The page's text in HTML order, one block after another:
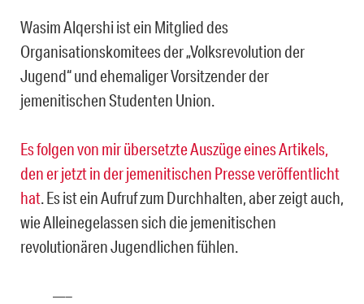
Wasim Alqershi ist ein Mitglied des
Organisationskomitees der „Volksrevolution der
Jugend“ und ehemaliger Vorsitzender der
jemenitischen Studenten Union.
Es folgen von mir übersetzte Auszüge eines Artikels,
den er jetzt in der jemenitischen Presse veröffentlicht
hat. Es ist ein Aufruf zum Durchhalten, aber zeigt auch,
wie Alleinegelassen sich die jemenitischen
revolutionären Jugendlichen fühlen.
—–